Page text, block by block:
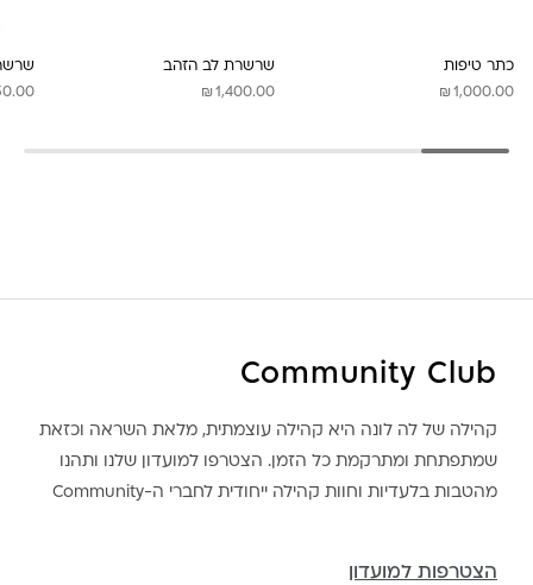
כתר טיפות
₪ 1,000.00
שרשרת לב הזהב
₪ 1,400.00
Community Club
קהילה של לה לונה היא קהילה עוצמתית, מלאת השראה וכזאת
שמתפתחת ומתרקמת כל הזמן. הצטרפו למועדון שלנו ותהנו
מהטבות בלעדיות וחוות קהילה ייחודית לחברי ה-Community
הצטרפות למועדון